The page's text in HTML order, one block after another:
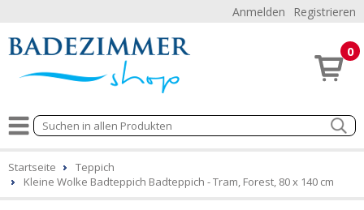
Anmelden Registrieren
0
Startseite
Teppich
Kleine Wolke Badteppich Badteppich - Tram, Forest, 80 x 140 cm